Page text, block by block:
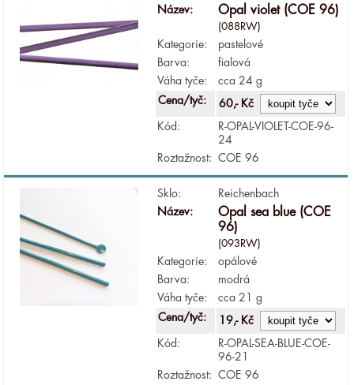
Název: Opal violet (COE 96)
(088RW)
Kategorie:
pastelové
Barva:
fialová
Váha tyče:
cca 24 g
Cena/tyč:
60,- Kč
Kód:
R-OPAL-VIOLET-COE-96-
24
Roztažnost:
COE 96
Sklo:
Reichenbach
Název:
Opal sea blue (COE
96)
(093RW)
Kategorie:
opálové
Barva:
modrá
Váha tyče:
cca 21 g
Cena/tyč:
19,- Kč
Kód:
R-OPAL-SEA-BLUE-COE-
96-21
Roztažnost:
COE 96